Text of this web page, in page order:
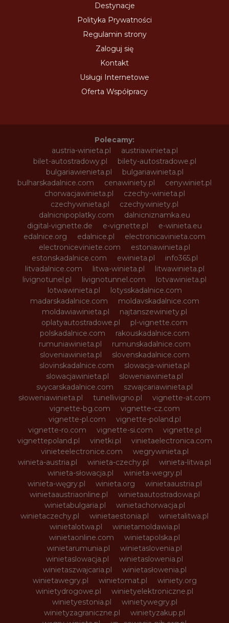
Destynacje
Polityka Prywatności
Regulamin strony
Zaloguj się
Kontakt
Usługi Internetowe
Oferta Współpracy
Polecamy:
austria-winieta.pl
austriawinieta.pl
bilet-autostradowy.pl
bilety-autostradowe.pl
bulgariawienieta.pl
bulgariawinieta.pl
bulharskadalnice.com
cenawiniety.pl
cenywiniet.pl
chorwacjawinieta.pl
czechy-winieta.pl
czechywinieta.pl
czechywiniety.pl
dalnicnipoplatky.com
dalnicniznamka.eu
digital-vignette.de
e-vignette.pl
e-winieta.eu
edalnice.org
edalnice.pl
electronicavinieta.com
electroniceviniete.com
estoniawinieta.pl
estonskadalnice.com
ewinieta.pl
info365.pl
litvadalnice.com
litwa-winieta.pl
litwawinieta.pl
livignotunel.pl
livignotunnel.com
lotvawinieta.pl
lotwawinieta.pl
lotysskadalnice.com
madarskadalnice.com
moldavskadalnice.com
moldawiawinieta.pl
najtanszewiniety.pl
oplatyautostradowe.pl
pl-vignette.com
polskadalnice.com
rakouskadalnice.com
rumuniawinieta.pl
rumunskadalnice.com
sloveniawinieta.pl
slovenskadalnice.com
slovinskadalnice.com
slowacja-winieta.pl
slowacjawinieta.pl
sloweniawinieta.pl
svycarskadalnice.com
szwajcariawinieta.pl
słoweniawinieta.pl
tunellivigno.pl
vignette-at.com
vignette-bg.com
vignette-cz.com
vignette-pl.com
vignette-poland.pl
vignette-ro.com
vignette-si.com
vignette.pl
vignettepoland.pl
vinetki.pl
vinietaelectronica.com
vinieteelectronice.com
wegrywinieta.pl
winieta-austria.pl
winieta-czechy.pl
winieta-litwa.pl
winieta-słowacja.pl
winieta-wegry.pl
winieta-węgry.pl
winieta.org
winietaaustria.pl
winietaaustriaonline.pl
winietaautostradowa.pl
winietabulgaria.pl
winietachorwacja.pl
winietaczechy.pl
winietaestonia.pl
winietalitwa.pl
winietalotwa.pl
winietamoldawia.pl
winietaonline.com
winietapolska.pl
winietarumunia.pl
winietaslovenia.pl
winietaslowacja.pl
winietaslowenia.pl
winietaszwajcaria.pl
winietasłowenia.pl
winietawegry.pl
winietomat.pl
winiety.org
winietydrogowe.pl
winietyelektroniczne.pl
winietyestonia.pl
winietywegry.pl
winietyzagraniczne.pl
winietyzakup.pl